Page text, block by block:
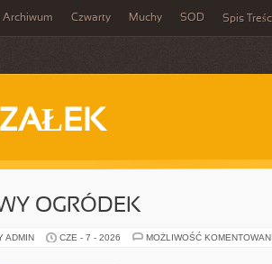
Archiwum Czwarty Muchy SOD Spis
OGRÓDEK
ADMIN CZE - 7 - 2026 MOŻLIWOŚĆ